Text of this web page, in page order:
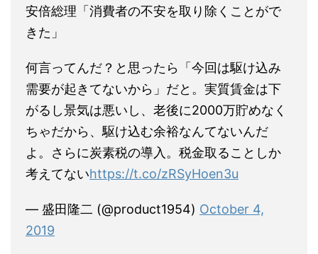
安倍総理「消費者の不安を取り除くことがで
きた」
何言ってんだ？と思ったら「今回は駆け込み
需要が起きてないから」だと。実質賃金は下
がるし景気は悪いし、老後に2000万貯めなく
ちゃだから、駆け込む余裕なんてないんだ
よ。さらに炭素税の導入。税金取ることしか
考えてないhttps://t.co/zRSyHoen3u
— 盛田隆二 (@product1954) October 4,
2019